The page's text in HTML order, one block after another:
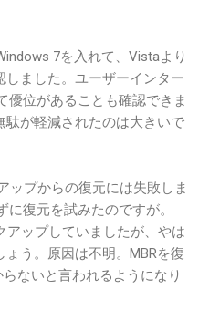
7を入れて、Vistaより
ました。ユーザーインター
優位があることも確認できま
駄が軽減されたのは大きいで
ップからの復元には失敗しま
に復元を試みたのですが。
アップしていましたが、やは
う。原因は不明。MBRを復
ないと言われるようになり